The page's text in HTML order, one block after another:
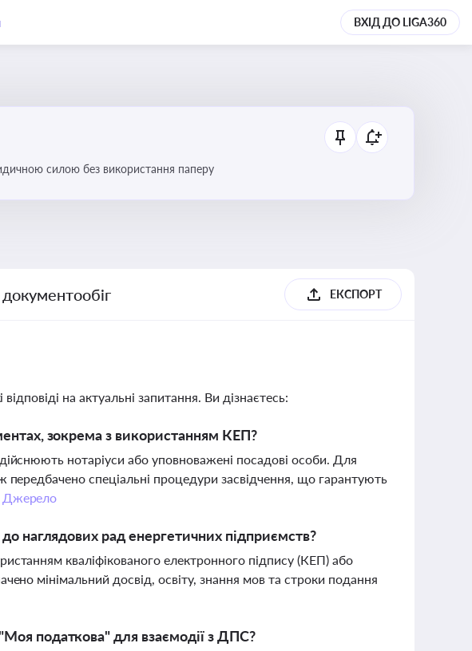
ВХІД ДО LIGA360
силою без використання паперу
ЕКСПОРТ
на актуальні запитання. Ви дізнаєтесь:
зокрема з використанням КЕП?
нотаріуси або уповноважені посадові особи. Для
передбачено спеціальні процедури засвідчення, що гарантують
Джерело
наглядових рад енергетичних підприємств?
кваліфікованого електронного підпису (КЕП) або
мінімальний досвід, освіту, знання мов та строки подання
податкова" для взаємодії з ДПС?